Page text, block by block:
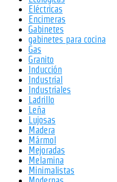
Eléctricas
Encimeras
Gabinetes
gabinetes para cocina
Gas
Granito
Inducción
Industrial
Industriales
Ladrillo
Leña
Lujosas
Madera
Mármol
Mejoradas
Melamina
Minimalistas